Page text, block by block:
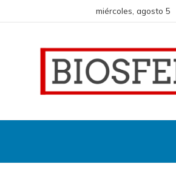
miércoles, agosto 5